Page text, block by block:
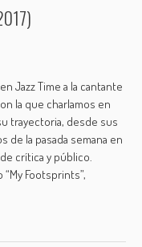
Jazz Time a la cantante
la que charlamos en
trayectoria, desde sus
de la pasada semana en
crítica y público.
Footsprints”,